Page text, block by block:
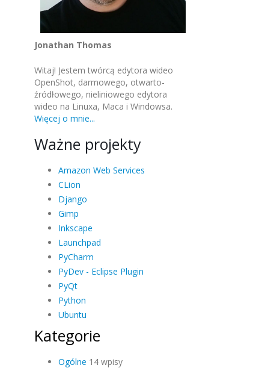
Jonathan Thomas
Witaj! Jestem twórcą edytora wideo
OpenShot, darmowego, otwarto-
źródłowego, nieliniowego edytora
wideo na Linuxa, Maca i Windowsa.
Więcej o mnie...
Ważne projekty
Amazon Web Services
CLion
Django
Gimp
Inkscape
Launchpad
PyCharm
PyDev - Eclipse Plugin
PyQt
Python
Ubuntu
Kategorie
Ogólne 14 wpisy